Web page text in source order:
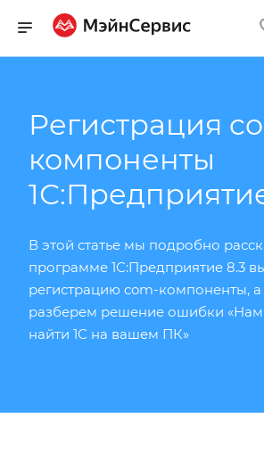
Регистрация
компоненты
В этой статье мы подробно
программе 1С:Предприятие 8.3
регистрацию com-компоненты, а
разберем решение ошибки «Нам
найти 1С на вашем ПК»